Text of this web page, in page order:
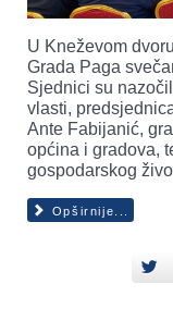
U Kneževom
Grada Paga
Sjednici su
vlasti,
Ante Fabijanić,
općina i gradova,
gospodarskog
Opširnije...